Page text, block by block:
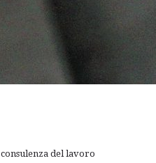
consulenza del lavoro